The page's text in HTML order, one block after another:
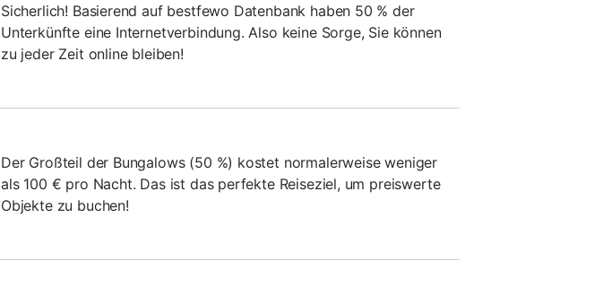
Sicherlich! Basierend auf bestfewo Datenbank haben 50 % der
Unterkünfte eine Internetverbindung. Also keine Sorge, Sie können
zu jeder Zeit online bleiben!
Der Großteil der Bungalows (50 %) kostet normalerweise weniger
als 100 € pro Nacht. Das ist das perfekte Reiseziel, um preiswerte
Objekte zu buchen!